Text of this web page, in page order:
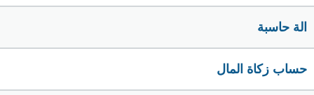
الة حاسبة
حساب زكاة المال